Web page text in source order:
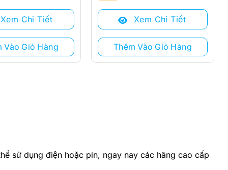
sử dụng điện hoặc pin, ngay nay các hãng cao cấp
Xem Chi Tiết
Vào Giỏ Hàng
là:
3.683.000 ₫.
tại
3.184.000 ₫.
Xem Chi Tiết
Thêm Vào Giỏ Hàng